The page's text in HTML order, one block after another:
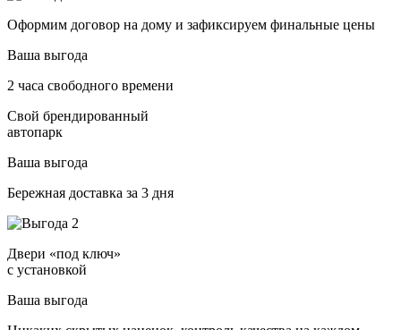
Оформим договор на дому и зафиксируем финальные цены
Ваша выгода
2 часа свободного времени
Свой брендированный
автопарк
Ваша выгода
Бережная доставка за 3 дня
Двери «под ключ»
с установкой
Ваша выгода